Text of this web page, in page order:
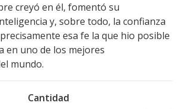
creyó en él, fomentó su
y, sobre todo, la confianza
esa fe la que hio posible
en uno de los mejores
mundo.
Cantidad